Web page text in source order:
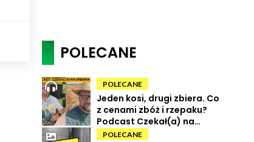
POLECANE
POLECANE
Jeden kosi, drugi zbiera. Co
z cenami zbóż i rzepaku?
Podcast Czekał(a) na
Urbana odc. 73
POLECANE